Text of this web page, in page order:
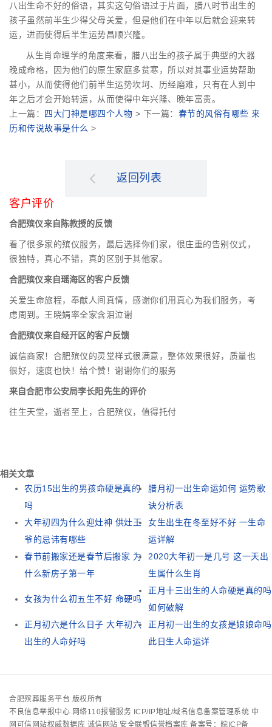
八出生命不好的俗语，其实这句俗语过于片面，腊八时节出生的
孩子虽然前半生少得父母关爱，但是他们在中年以后就会迎来转
运，进而使得后半生运势昌顺兴隆。
从生肖命理学的角度来看，腊八出生的孩子属于典型的大器
晚成命格，因为他们的原生家庭多贫寒，所以对其事业运势帮助
甚小，从而使得他们前半生运势坎坷、历经磨难，只有在人到中
年之后才会开始转运，从而使得中年兴隆、晚年富贵。
上一篇：
四大门神是哪四个人物 > 下一篇： 春节的风俗有哪些 来
历和传说故事是什么 >
返回列表
客户评价
合肥殡仪来自陈教授的反馈
看了很多家的殡仪服务，最后选择你们家，很庄重的告别仪式，
很独特，真心不错，真的区别于其他家。
合肥殡仪来自瑶海区的客户反馈
关爱生命旅程，奉献人间真情，感谢你们用真心为我们服务，考
虑周到。王晓娟率全家含泪泣谢
合肥殡仪来自经开区的客户反馈
诚信商家！合肥殡仪的灵堂样式很满意，整体效果很好，质量也
很好，速度也快！给个赞！谢谢你们的服务
来自合肥市公安局李长阳先生的评价
往生天堂，逝者至上，合肥殡仪，值得托付
相关文章
农历15出生的男孩命硬是真的
吗
腊月初一出生命运如何 运势歌
诀分析表
大年初四为什么迎灶神 供灶王
爷的忌讳有哪些
女生出生在冬至好不好 一生命
运详解
春节前搬家还是春节后搬家 为
什么新房子第一年
2020大年初一是几号 这一天出
生属什么生肖
女孩为什么初五生不好 命硬吗
正月十三出生的人命硬是真的吗
如何破解
正月初六是什么日子 大年初六
出生的人命好吗
正月初一出生的女孩是娘娘命吗
此日生人命运详
合肥殡葬服务平台 版权所有
不良信息举报中心 网络110报警服务 ICP/IP地址/域名信息备案管理系统 中
网可信网站权威数据库 诚信网站 安全联盟信誉档案库 备案号：皖ICP备